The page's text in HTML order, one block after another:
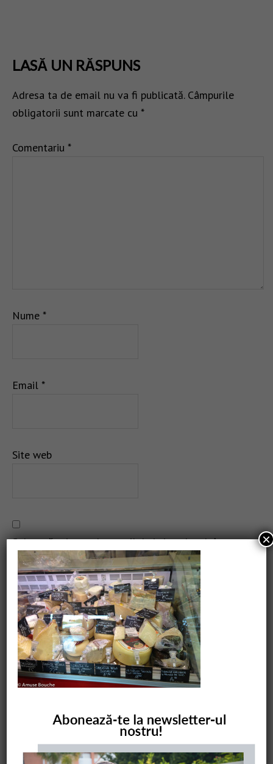
LASĂ UN RĂSPUNS
Adresa ta de email nu va fi publicată. Câmpurile
obligatorii sunt marcate cu *
Comentariu *
Nume *
Email *
Site web
Salvează-mi numele, emailul și site-ul web în acest
navigator pentru data viitoare când o să comentez.
CAUTARE
COMANDĂ CARTEA NOASTRĂ
×